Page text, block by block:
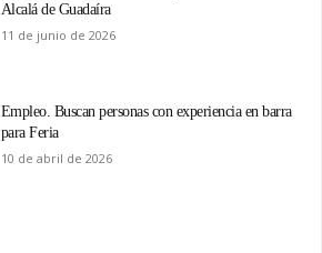
Alcalá de Guadaíra
11 de junio de 2026
Empleo. Buscan personas con experiencia en barra
para Feria
10 de abril de 2026